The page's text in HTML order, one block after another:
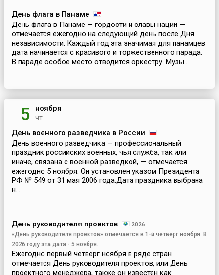
День флага в Панаме
День флага в Панаме — гордости и славы нации —
отмечается ежегодно на следующий день после Дня
независимости. Каждый год эта значимая для панамцев
дата начинается с красивого и торжественного парада.
В параде особое место отводится оркестру. Музы...
5 ноября
чт
День военного разведчика в России
День военного разведчика — профессиональный
праздник российских военных, чья служба, так или
иначе, связана с военной разведкой, — отмечается
ежегодно 5 ноября. Он установлен указом Президента
РФ № 549 от 31 мая 2006 года.Дата праздника выбрана
н...
День руководителя проектов
2026
«День руководителя проектов» отмечается в 1-й четверг ноября. В
2026 году эта дата - 5 ноября.
Ежегодно первый четверг ноября в ряде стран
отмечается День руководителя проектов, или День
проектного менеджера, также он известен как